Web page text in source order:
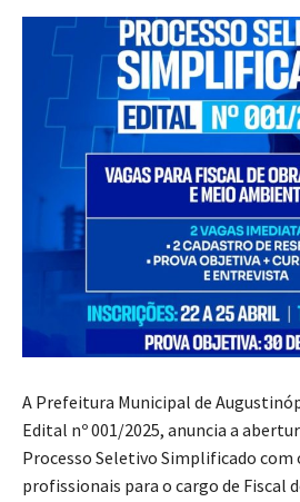
A Prefeitura Municipal de
Edital nº 001/2025, anuncia a
Processo Seletivo Simplificado
profissionais para o cargo de Fiscal